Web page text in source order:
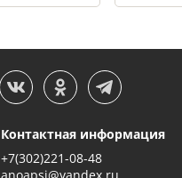
Контактная информация
+7(302)221-08-48